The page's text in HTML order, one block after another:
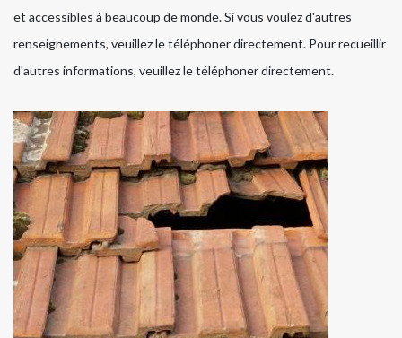
et accessibles à beaucoup de monde. Si vous voulez d'autres
renseignements, veuillez le téléphoner directement. Pour recueillir
d'autres informations, veuillez le téléphoner directement.